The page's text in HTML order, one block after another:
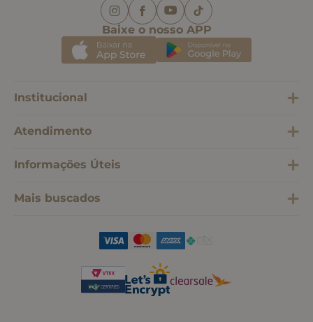
Baixe o nosso APP
Institucional
Atendimento
Informações Úteis
Mais buscados